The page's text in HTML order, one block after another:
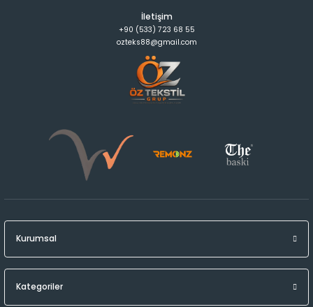
İletişim
+90 (533) 723 68 55
ozteks88@gmail.com
Kurumsal
Kategoriler